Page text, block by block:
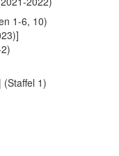
1-6, 10)
(Staffel 1)